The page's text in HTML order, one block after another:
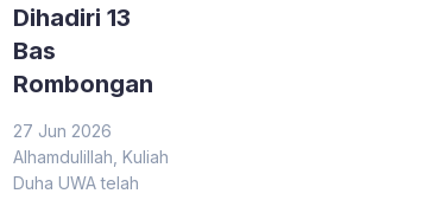
Dihadiri 13
Bas
Rombongan
27 Jun 2026
Alhamdulillah, Kuliah
Duha UWA telah